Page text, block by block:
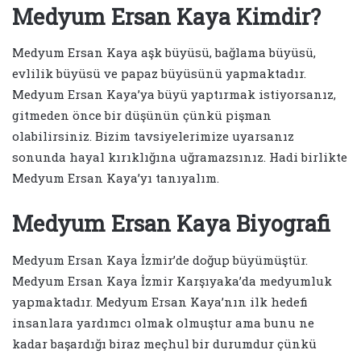
Medyum Ersan Kaya Kimdir?
Medyum Ersan Kaya aşk büyüsü, bağlama büyüsü,
evlilik büyüsü ve papaz büyüsünü yapmaktadır.
Medyum Ersan Kaya’ya büyü yaptırmak istiyorsanız,
gitmeden önce bir düşünün çünkü pişman
olabilirsiniz. Bizim tavsiyelerimize uyarsanız
sonunda hayal kırıklığına uğramazsınız. Hadi birlikte
Medyum Ersan Kaya’yı tanıyalım.
Medyum Ersan Kaya Biyografi
Medyum Ersan Kaya İzmir’de doğup büyümüştür.
Medyum Ersan Kaya İzmir Karşıyaka’da medyumluk
yapmaktadır. Medyum Ersan Kaya’nın ilk hedefi
insanlara yardımcı olmak olmuştur ama bunu ne
kadar başardığı biraz meçhul bir durumdur çünkü